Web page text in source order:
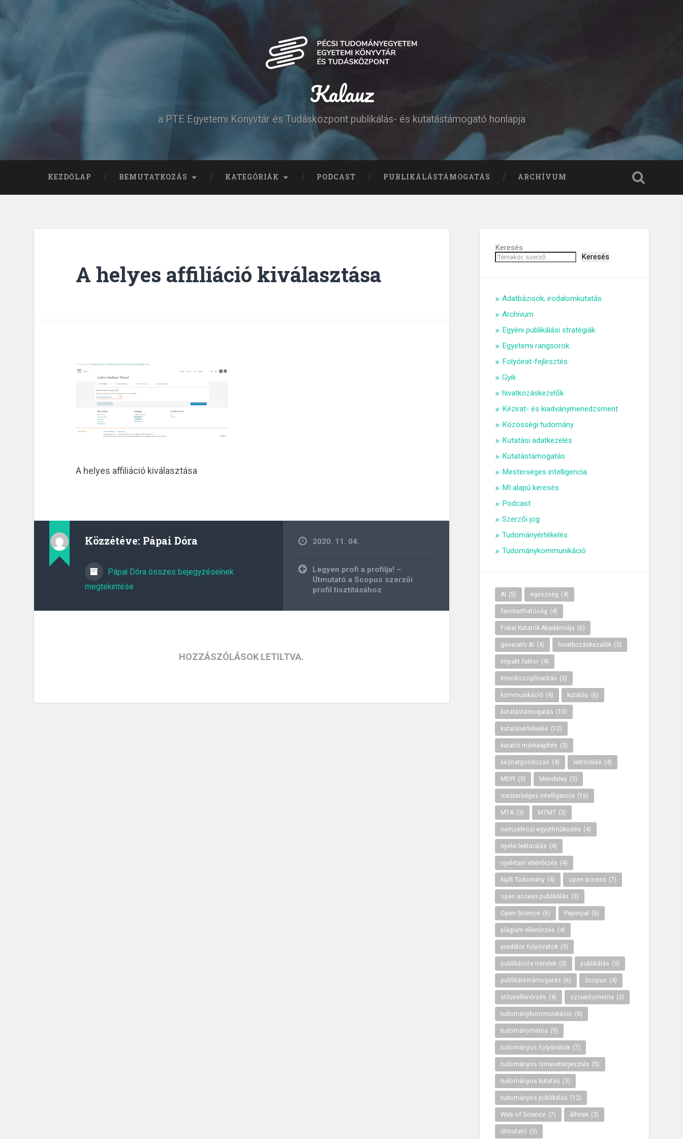
Kalauz
a PTE Egyetemi Könyvtár és Tudásközpont publikálás- és kutatástámogató honlapja
KEZDŐLAP BEMUTATKOZÁS KATEGÓRIÁK PODCAST PUBLIKÁLÁSTÁMOGATÁS ARCHÍVUM
A helyes affiliáció kiválasztása
A helyes affiliáció kiválasztása
Közzétéve: Pápai Dóra
Pápai Dóra összes bejegyzéseinek
megtekintése
2020. 11. 04.
Bejegyzés
navigáció
Legyen profi a profilja! –
Útmutató a Scopus szerzői
profil tisztításához
HOZZÁSZÓLÁSOK LETILTVA.
Keresés
Keresés
Adatbázisok, irodalomkutatás
Archívum
Egyéni publikálási stratégiák
Egyetemi rangsorok
Folyóirat-fejlesztés
Gyik
hivatkozáskezelők
Kézirat- és kiadványmenedzsment
Közösségi tudomány
Kutatási adatkezelés
Kutatástámogatás
Mesterséges intelligencia
MI alapú keresés
Podcast
Szerzői jog
Tudományértékelés
Tudománykommunikáció
AI (5) egészség (4)
fenntarthatóság (4)
Fiatal Kutatók Akadémiája (6)
generatív AI (4) hivatkozáskezelők (3)
impakt faktor (4)
interdiszciplinaritás (3)
kommunikáció (4) kutatás (6)
kutatástámogatás (10)
kutatásértékelés (12)
kutatói márkaépítés (3)
kéziratgondozás (4) lektorálás (4)
MDPI (3) Mendeley (3)
mesterséges intelligencia (16)
MTA (3) MTMT (3)
nemzetközi együttműködés (4)
nyelvi lektorálás (4)
nyelvtani ellenőrzés (4)
Nyílt Tudomány (4) open access (7)
open access publikálás (3)
Open Science (6) Paperpal (5)
plágium ellenőrzés (4)
predátor folyóiratok (3)
publikációs trendek (3) publikálás (3)
publikálástámogatás (6) Scopus (4)
stílusellenőrzés (4) szcientometria (3)
tudománykommunikáció (8)
tudománymetria (9)
tudományos folyóiratok (7)
tudományos ismeretterjesztés (5)
tudományos kutatás (3)
tudományos publikálás (12)
Web of Science (7) álhírek (3)
útmutató (3)